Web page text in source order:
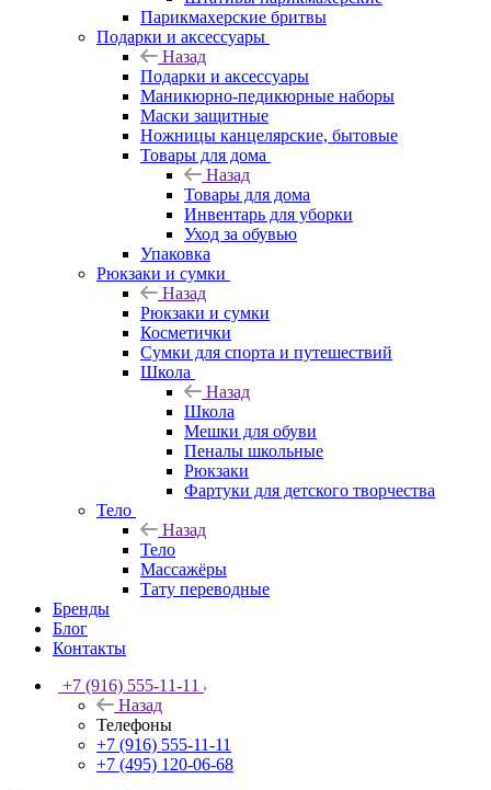
Парикмахерские бритвы
Подарки и аксессуары
Назад
Подарки и аксессуары
Маникюрно-педикюрные наборы
Маски защитные
Ножницы канцелярские, бытовые
Товары для дома
Назад
Товары для дома
Инвентарь для уборки
Уход за обувью
Упаковка
Рюкзаки и сумки
Назад
Рюкзаки и сумки
Косметички
Сумки для спорта и путешествий
Школа
Назад
Школа
Мешки для обуви
Пеналы школьные
Рюкзаки
Фартуки для детского творчества
Тело
Назад
Тело
Массажёры
Тату переводные
Бренды
Блог
Контакты
+7 (916) 555-11-11
Назад
Телефоны
+7 (916) 555-11-11
+7 (495) 120-06-68